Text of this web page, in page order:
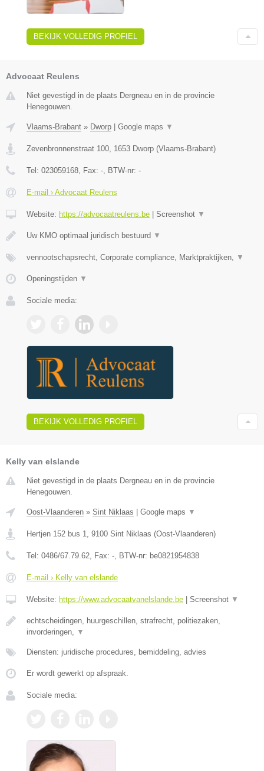
BEKIJK VOLLEDIG PROFIEL
Advocaat Reulens
Niet gevestigd in de plaats Dergneau en in de provincie
Henegouwen.
Vlaams-Brabant » Dworp Google maps ▼
Zevenbronnenstraat 100 1653 Dworp (Vlaams-Brabant)
Tel: 023059168 , Fax: - , BTW-nr: -
E-mail › Advocaat Reulens
Website: https://advocaatreulens.be Screenshot ▼
Uw KMO optimaal juridisch bestuurd ▼
vennootschapsrecht, Corporate compliance, Marktpraktijken, ▼
Openingstijden ▼
Sociale media:
BEKIJK VOLLEDIG PROFIEL
Kelly van elslande
Niet gevestigd in de plaats Dergneau en in de provincie
Henegouwen.
Oost-Vlaanderen » Sint Niklaas Google maps ▼
Hertjen 152 bus 1, 9100 Sint Niklaas (Oost-Vlaanderen)
Tel: 0486/67.79.62, Fax: -, BTW-nr: be0821954838
E-mail › Kelly van elslande
Website: https://www.advocaatvanelslande.be Screenshot ▼
echtscheidingen, huurgeschillen, strafrecht, politiezaken,
invorderingen, ▼
Diensten: juridische procedures, bemiddeling, advies
Er wordt gewerkt op afspraak.
Sociale media: